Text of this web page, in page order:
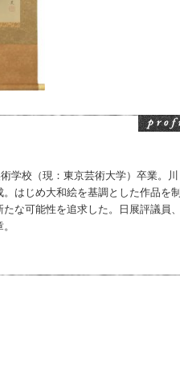
校（現：東京芸術大学）卒業。川
はじめ大和絵を基調とした作品を制
な可能性を追求した。日展評議員、